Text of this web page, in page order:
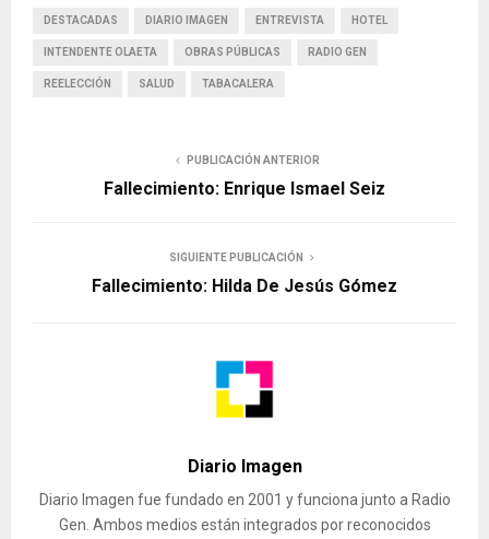
DESTACADAS DIARIO IMAGEN ENTREVISTA HOTEL
INTENDENTE OLAETA OBRAS PÚBLICAS RADIO GEN
REELECCIÓN SALUD TABACALERA
PUBLICACIÓN ANTERIOR
Fallecimiento: Enrique Ismael Seiz
SIGUIENTE PUBLICACIÓN
Fallecimiento: Hilda De Jesús Gómez
Diario Imagen
Diario Imagen fue fundado en 2001 y funciona junto a Radio
Gen. Ambos medios están integrados por reconocidos